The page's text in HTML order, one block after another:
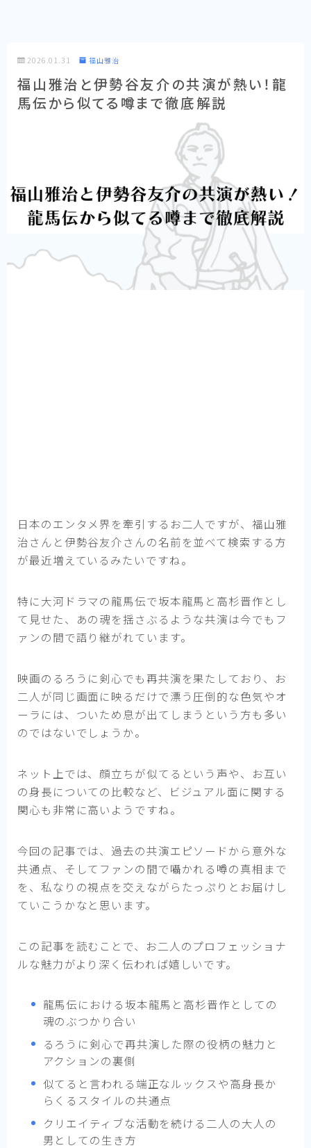
2026.01.31 福山雅治
福山雅治と伊勢谷友介の共演が熱い！龍
馬伝から似てる噂まで徹底解説
日本のエンタメ界を牽引するお二人ですが、福山雅
治さんと伊勢谷友介さんの名前を並べて検索する方
が最近増えているみたいですね。
特に大河ドラマの龍馬伝で坂本龍馬と高杉晋作とし
て見せた、あの魂を揺さぶるような共演は今でもフ
ァンの間で語り継がれています。
映画のるろうに剣心でも再共演を果たしており、お
二人が同じ画面に映るだけで漂う圧倒的な色気やオ
ーラには、ついため息が出てしまうという方も多い
のではないでしょうか。
ネット上では、顔立ちが似てるという声や、お互い
の身長についての比較など、ビジュアル面に関する
関心も非常に高いようですね。
今回の記事では、過去の共演エピソードから意外な
共通点、そしてファンの間で囁かれる噂の真相まで
を、私なりの視点を交えながらたっぷりとお届けし
ていこうかなと思います。
この記事を読むことで、お二人のプロフェッショナ
ルな魅力がより深く伝われば嬉しいです。
龍馬伝における坂本龍馬と高杉晋作としての
魂のぶつかり合い
るろうに剣心で再共演した際の役柄の魅力と
アクションの裏側
似てると言われる端正なルックスや高身長か
らくるスタイルの共通点
クリエイティブな活動を続ける二人の大人の
男としての生き方